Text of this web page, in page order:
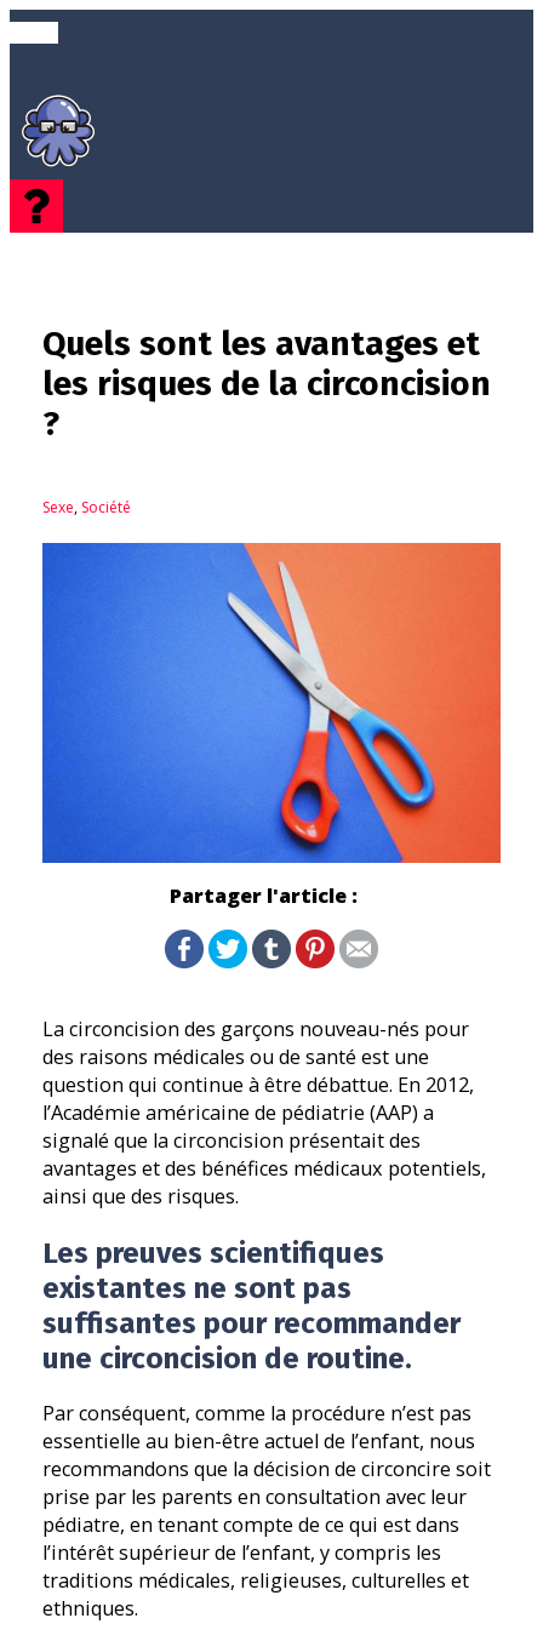
Quels sont les avantages et
les risques de la circoncision
?
Sexe, Société
Partager l'article :
La circoncision des garçons nouveau-nés pour
des raisons médicales ou de santé est une
question qui continue à être débattue. En 2012,
l’Académie américaine de pédiatrie (AAP) a
signalé que la circoncision présentait des
avantages et des bénéfices médicaux potentiels,
ainsi que des risques.
Les preuves scientifiques
existantes ne sont pas
suffisantes pour recommander
une circoncision de routine.
Par conséquent, comme la procédure n’est pas
essentielle au bien-être actuel de l’enfant, nous
recommandons que la décision de circoncire soit
prise par les parents en consultation avec leur
pédiatre, en tenant compte de ce qui est dans
l’intérêt supérieur de l’enfant, y compris les
traditions médicales, religieuses, culturelles et
ethniques.